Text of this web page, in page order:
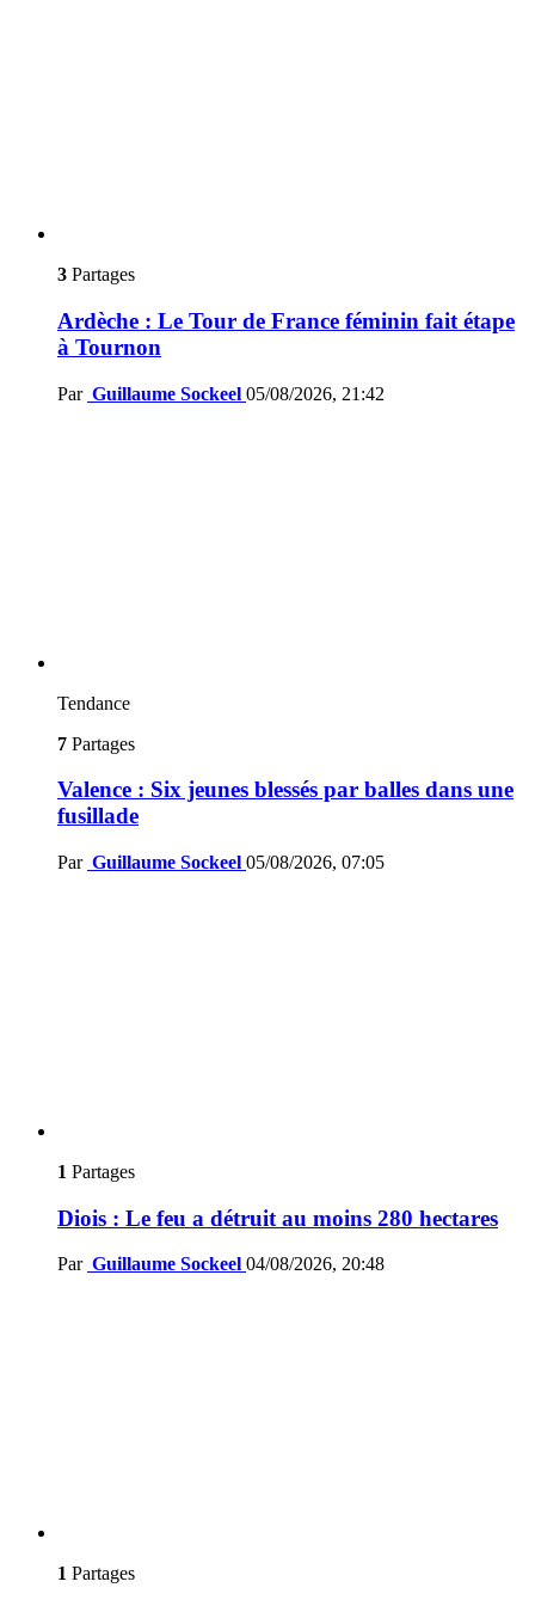
3 Partages
Ardèche : Le Tour de France féminin fait étape
à Tournon
Par Guillaume Sockeel 05/08/2026, 21:42
Tendance
7 Partages
Valence : Six jeunes blessés par balles dans une
fusillade
Par Guillaume Sockeel 05/08/2026, 07:05
1 Partages
Diois : Le feu a détruit au moins 280 hectares
Par Guillaume Sockeel 04/08/2026, 20:48
1 Partages